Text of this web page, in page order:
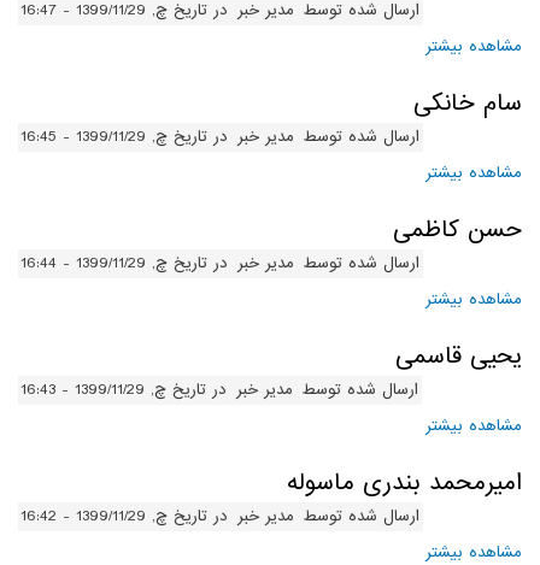
ارسال شده توسط مدیر خبر در تاریخ چ, 1399/11/29 - 16:47
مشاهده بیشتر
سام خانکی
ارسال شده توسط مدیر خبر در تاریخ چ, 1399/11/29 - 16:45
مشاهده بیشتر
حسن کاظمی
ارسال شده توسط مدیر خبر در تاریخ چ, 1399/11/29 - 16:44
مشاهده بیشتر
یحیی قاسمی
ارسال شده توسط مدیر خبر در تاریخ چ, 1399/11/29 - 16:43
مشاهده بیشتر
امیرمحمد بندری ماسوله
ارسال شده توسط مدیر خبر در تاریخ چ, 1399/11/29 - 16:42
مشاهده بیشتر